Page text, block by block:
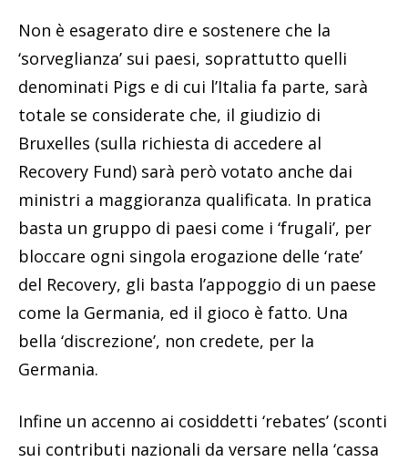
Non è esagerato dire e sostenere che la
‘sorveglianza’ sui paesi, soprattutto quelli
denominati Pigs e di cui l’Italia fa parte, sarà
totale se considerate che, il giudizio di
Bruxelles (sulla richiesta di accedere al
Recovery Fund) sarà però votato anche dai
ministri a maggioranza qualificata. In pratica
basta un gruppo di paesi come i ‘frugali’, per
bloccare ogni singola erogazione delle ‘rate’
del Recovery, gli basta l’appoggio di un paese
come la Germania, ed il gioco è fatto. Una
bella ‘discrezione’, non credete, per la
Germania.
Infine un accenno ai cosiddetti ‘rebates’ (sconti
sui contributi nazionali da versare nella ‘cassa